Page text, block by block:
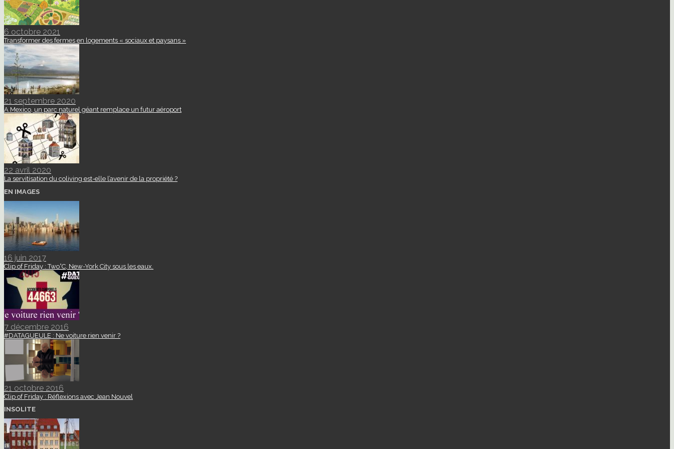
6 octobre 2021
Transformer des fermes en logements « sociaux et paysans »
21 septembre 2020
A Mexico, un parc naturel géant remplace un futur aéroport
22 avril 2020
La servitisation du coliving est-elle l’avenir de la propriété ?
EN IMAGES
16 juin 2017
Clip of Friday : Two°C, New-York City sous les eaux.
7 décembre 2016
#DATAGUEULE : Ne voiture rien venir ?
21 octobre 2016
Clip of Friday : Réflexions avec Jean Nouvel
INSOLITE